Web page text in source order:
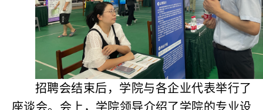
招聘会结束后，学院与各企业代表举行了
座谈会。会上，学院领导介绍了学院的专业设